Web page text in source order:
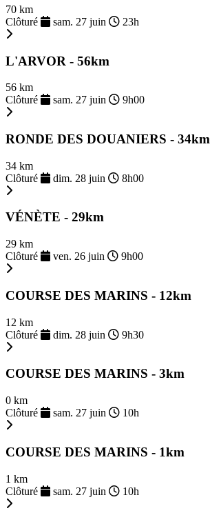
70 km
Clôturé
sam. 27 juin 23h
L'ARVOR - 56km
56 km
Clôturé
sam. 27 juin 9h00
RONDE DES DOUANIERS - 34km
34 km
Clôturé
dim. 28 juin 8h00
VÉNÈTE - 29km
29 km
Clôturé
ven. 26 juin 9h00
COURSE DES MARINS - 12km
12 km
Clôturé
dim. 28 juin 9h30
COURSE DES MARINS - 3km
0 km
Clôturé
sam. 27 juin 10h
COURSE DES MARINS - 1km
1 km
Clôturé
sam. 27 juin 10h